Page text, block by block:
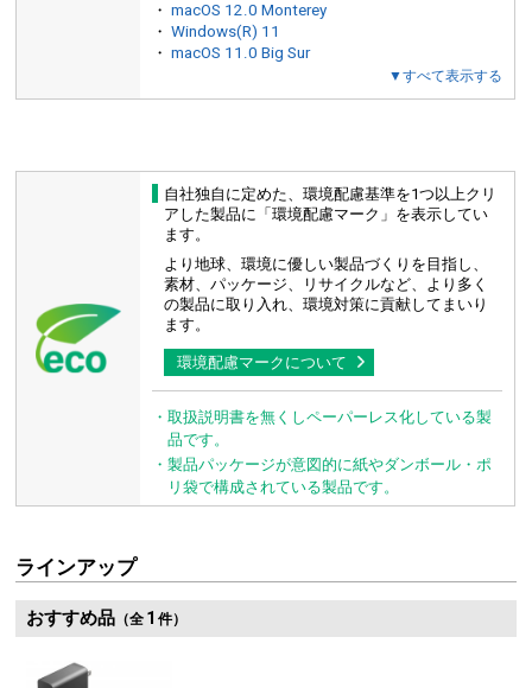
・macOS 12.0 Monterey
・Windows(R) 11
・macOS 11.0 Big Sur
▼すべて表示する
自社独自に定めた、環境配慮基準を1つ以上クリ
アした製品に「環境配慮マーク」を表示してい
ます。
より地球、環境に優しい製品づくりを目指し、
素材、パッケージ、リサイクルなど、より多く
の製品に取り入れ、環境対策に貢献してまいり
ます。
環境配慮マークについて
・取扱説明書を無くしペーパーレス化している製
品です。
・製品パッケージが意図的に紙やダンボール・ポ
リ袋で構成されている製品です。
ラインアップ
おすすめ品（全 1 件）